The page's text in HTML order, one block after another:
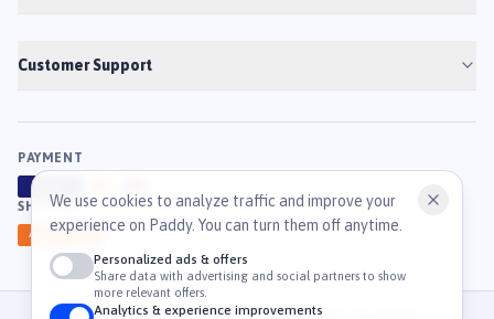
Customer Support
PAYMENT
SHIPPING
Ahamove
We use cookies to analyze traffic and improve your
experience on Paddy. You can turn them off anytime.
Personalized ads & offers
Share data with advertising and social partners to show
more relevant offers.
Analytics & experience improvements